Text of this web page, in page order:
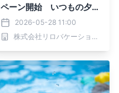
ペーン開始 いつもの夕食
が期間限定でグレードアッ
プ｜2026年6月1日～7月3
1日
2026-05-28 11:00
株式会社リロバケーションズ